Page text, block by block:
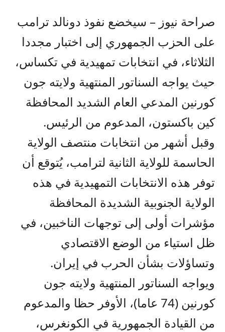
صراحة نيوز – سيخضع نفوذ دونالد ترامب
على الحزب الجمهوري إلى اختبار مجددا
الثلاثاء، في انتخابات تمهيدية في تكساس،
حيث يواجه السناتور المنتهية ولايته جون
كورنين المدعي العام الشديد المحافظة
كين باكستون، المدعوم من الرئيس.
وقبل أشهر من انتخابات منتصف الولاية
الحاسمة للولاية الثانية لترامب، يُتوقع أن
توفر هذه الانتخابات التمهيدية في هذه
الولاية الجنوبية الشديدة المحافظة
مؤشرات أولى إلى توجهات الناخبين، في
ظل استياء من الوضع الاقتصادي
وتساؤلات بشأن الحرب في إيران.
ويواجه السناتور المنتهية ولايته جون
كورنين (74 عاما)، الأوفر حظا والمدعوم
من القيادة الجمهورية في الكونغرس،